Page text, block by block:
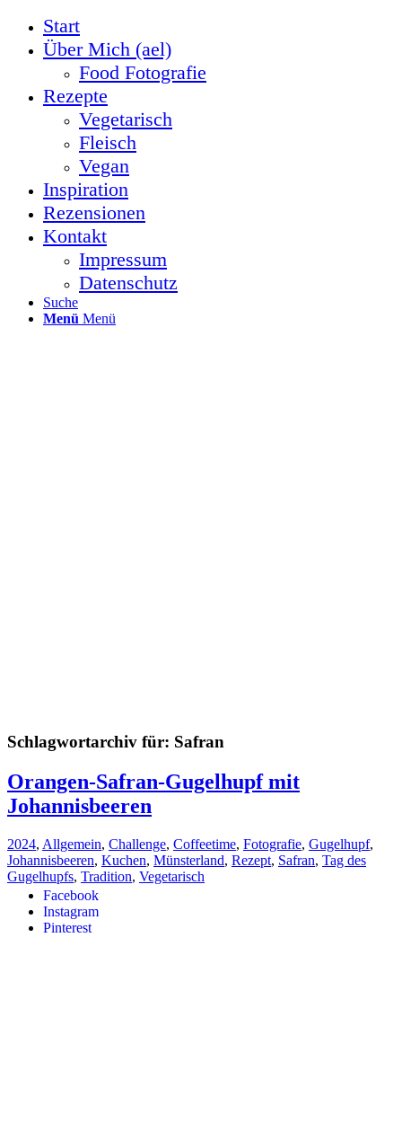
Start
Über Mich (ael)
Food Fotografie
Rezepte
Vegetarisch
Fleisch
Vegan
Inspiration
Rezensionen
Kontakt
Impressum
Datenschutz
Suche
Menü Menü
Facebook
Instagram
Pinterest
Schlagwortarchiv für: Safran
Orangen-Safran-Gugelhupf mit
Johannisbeeren
2024, Allgemein, Challenge, Coffeetime, Fotografie, Gugelhupf,
Johannisbeeren, Kuchen, Münsterland, Rezept, Safran, Tag des
Gugelhupfs, Tradition, Vegetarisch